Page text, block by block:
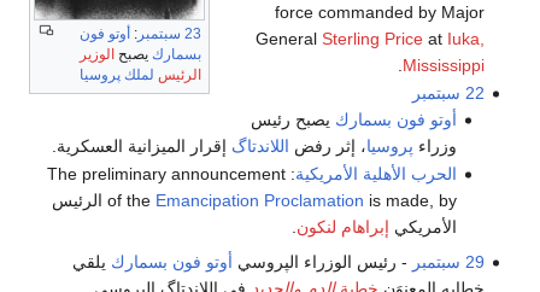
23 سبتمبر : أوتو فون
بسمارك يصبح الوزير
الرئيس لملك پروسيا
force commanded by Major
General Sterling Priceat Iuka,
Mississippi
22 سبتمبر
أوتو فون بسمارك يصبح رئيس
وزراء پروسيا، إثر رفض اللاندتاگ إقرار الميزانية العسكرية.
الحرب الأهلية الأمريكية : The preliminary announcement
of the Emancipation Proclamation
is made, by الرئيس
الأمريكي إبراهام لنكون.
29 سبتمبر
- رئيس الوزراء الپروسي أوتو فون بسمارك يلقي